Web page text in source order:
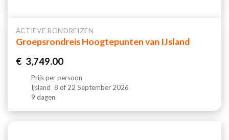
ACTIEVE RONDREIZEN
Groepsrondreis Hoogtepunten van IJsland
€ 3,749.00
Prijs per persoon
Ijsland 8 of 22 September 2026
9 dagen